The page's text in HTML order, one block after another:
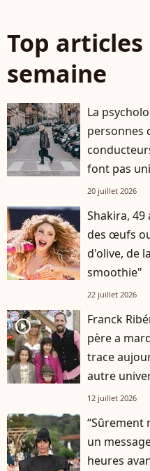
Top articles
semaine
La
personnes
font pas
20 juillet 2026
Shakira, 49
des œufs
d'olive, de
smoothie"
22 juillet 2026
player2
Franck
père a
trace
autre
12 juillet 2026
“Sûrement
un
heures